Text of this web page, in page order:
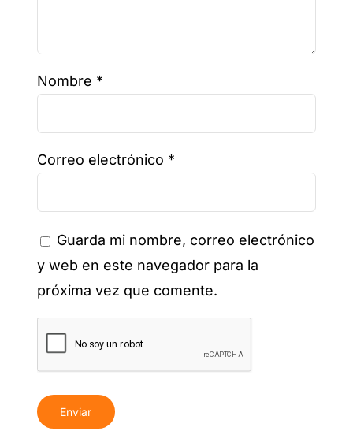
Nombre *
Correo electrónico *
Guarda mi nombre, correo electrónico
y web en este navegador para la
próxima vez que comente.